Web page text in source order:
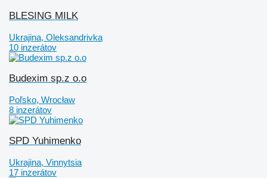
BLESING MILK
Ukrajina, Oleksandrivka
10 inzerátov
Budexim sp.z o.o
Poľsko, Wrocław
8 inzerátov
SPD Yuhimenko
Ukrajina, Vinnytsia
17 inzerátov